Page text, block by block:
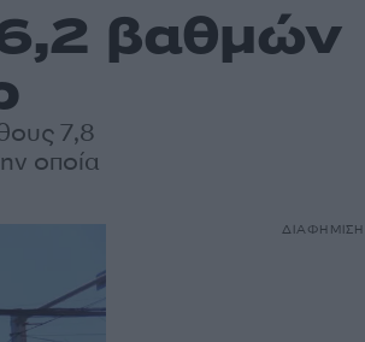
6,2 βαθμών
7,8
οποία
ΔΙΑΦΗΜΙΣΗ